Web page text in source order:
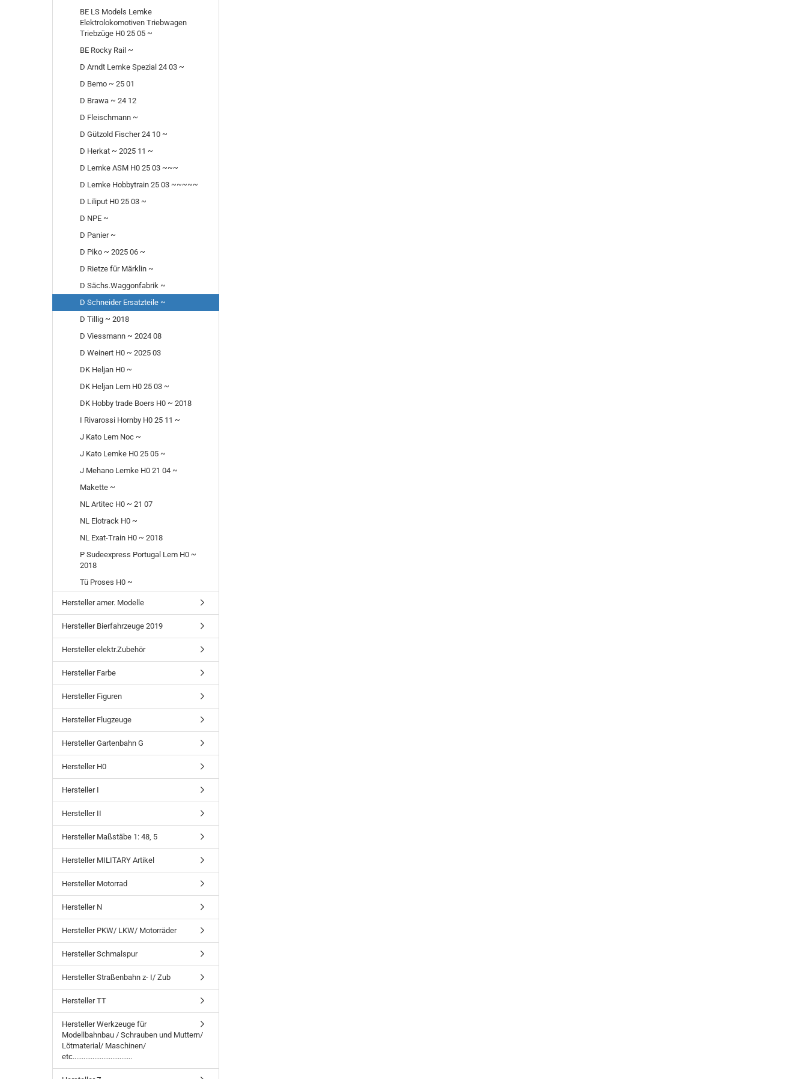
BE LS Models Lemke
Elektrolokomotiven Triebwagen
Triebzüge H0 25 05 ~
BE Rocky Rail ~
D Arndt Lemke Spezial 24 03 ~
D Bemo ~ 25 01
D Brawa ~ 24 12
D Fleischmann ~
D Gützold Fischer 24 10 ~
D Herkat ~ 2025 11 ~
D Lemke ASM H0 25 03 ~~~
D Lemke Hobbytrain 25 03 ~~~~~
D Liliput H0 25 03 ~
D NPE ~
D Panier ~
D Piko ~ 2025 06 ~
D Rietze für Märklin ~
D Sächs.Waggonfabrik ~
D Schneider Ersatzteile ~
D Tillig ~ 2018
D Viessmann ~ 2024 08
D Weinert H0 ~ 2025 03
DK Heljan H0 ~
DK Heljan Lem H0 25 03 ~
DK Hobby trade Boers H0 ~ 2018
I Rivarossi Hornby H0 25 11 ~
J Kato Lem Noc ~
J Kato Lemke H0 25 05 ~
J Mehano Lemke H0 21 04 ~
Makette ~
NL Artitec H0 ~ 21 07
NL Elotrack H0 ~
NL Exat-Train H0 ~ 2018
P Sudeexpress Portugal Lem H0 ~
2018
Tü Proses H0 ~
Hersteller amer. Modelle
Hersteller Bierfahrzeuge 2019
Hersteller elektr.Zubehör
Hersteller Farbe
Hersteller Figuren
Hersteller Flugzeuge
Hersteller Gartenbahn G
Hersteller H0
Hersteller I
Hersteller II
Hersteller Maßstäbe 1: 48, 5
Hersteller MILITARY Artikel
Hersteller Motorrad
Hersteller N
Hersteller PKW/ LKW/ Motorräder
Hersteller Schmalspur
Hersteller Straßenbahn z- I/ Zub
Hersteller TT
Hersteller Werkzeuge für
Modellbahnbau / Schrauben und Muttern/
Lötmaterial/ Maschinen/
etc.................................